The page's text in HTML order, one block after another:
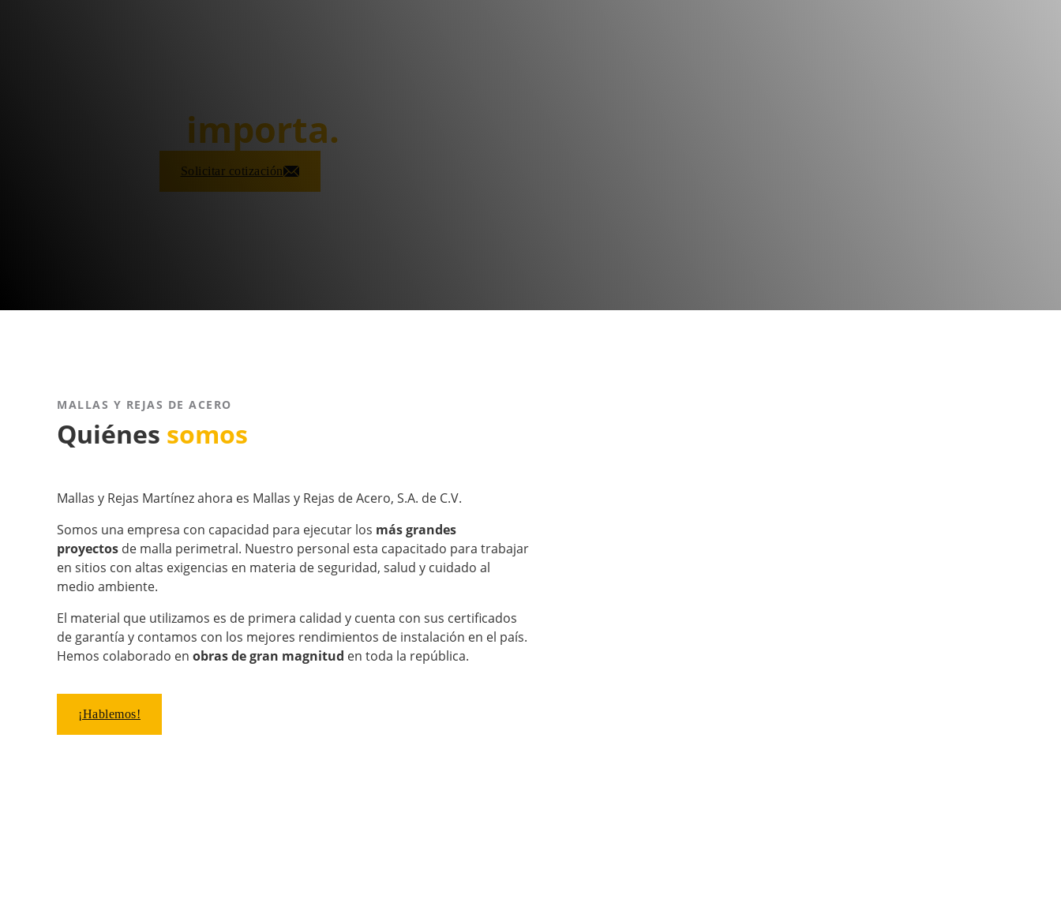
importa.
Solicitar cotización
MALLAS Y REJAS DE ACERO
Quiénes somos
Mallas y Rejas Martínez ahora es Mallas y Rejas de Acero, S.A. de C.V.
Somos una empresa con capacidad para ejecutar los más grandes
proyectos de malla perimetral. Nuestro personal esta capacitado para trabajar
en sitios con altas exigencias en materia de seguridad, salud y cuidado al
medio ambiente.
El material que utilizamos es de primera calidad y cuenta con sus certificados
de garantía y contamos con los mejores rendimientos de instalación en el país.
Hemos colaborado en obras de gran magnitud en toda la república.
¡Hablemos!